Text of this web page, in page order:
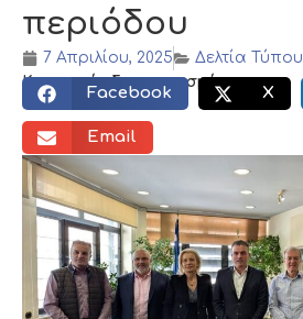
περιόδου
7 Απριλίου, 2025
Δελτία Τύπου
Κοινωνικός διαμοιρασμός:
Facebook X
Email